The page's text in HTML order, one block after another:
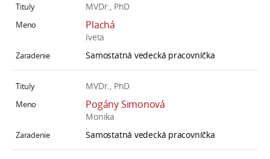
MVDr., PhD
Plachá
Iveta
Samostatná vedecká pracovníčka
MVDr., PhD
Pogány Simonová
Monika
Samostatná vedecká pracovníčka